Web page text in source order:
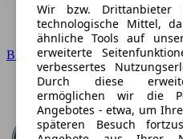
BMW
Wir bzw. Drittanbieter
technologische Mittel,
ähnliche Tools auf
erweiterte
verbessertes
Durch diese
ermöglichen wir die
Angebotes - etwa, um
späteren Besuch